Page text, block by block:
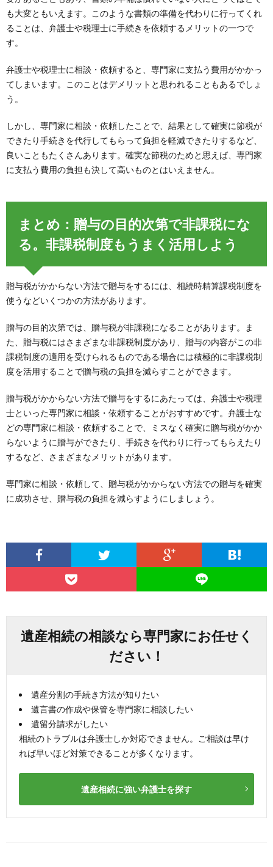
も大変ともいえます。このような書類の準備を代わりに行ってくれ
ることは、弁護士や税理士に手続きを依頼するメリットの一つで
す。
弁護士や税理士に相談・依頼すると、専門家に支払う費用がかかっ
てしまいます。このことはデメリットと思われることもあるでしょ
う。
しかし、専門家に相談・依頼したことで、結果として確実に節税が
できたり手続きを代行してもらって負担を軽減できたりするなど、
良いこともたくさんあります。確実な節税のためと思えば、専門家
に支払う費用の負担も決して高いものとはいえません。
まとめ：贈与の目的次第で非課税にな
る。非課税制度もうまく活用しよう
贈与税がかからない方法で贈与をするには、相続時精算課税制度を
使うなどいくつかの方法があります。
贈与の目的次第では、贈与税が非課税になることがあります。ま
た、贈与税にはさまざまな非課税制度があり、贈与の内容がこの非
課税制度の適用を受けられるものである場合には積極的に非課税制
度を活用することで贈与税の負担を減らすことができます。
贈与税がかからない方法で贈与をするにあたっては、弁護士や税理
士といった専門家に相談・依頼することがおすすめです。弁護士な
どの専門家に相談・依頼することで、ミスなく確実に贈与税がかか
らないように贈与ができたり、手続きを代わりに行ってもらえたり
するなど、さまざまなメリットがあります。
専門家に相談・依頼して、贈与税がかからない方法での贈与を確実
に成功させ、贈与税の負担を減らすようにしましょう。
遺産相続の相談なら専門家にお任せく
ださい！
遺産分割の手続き方法が知りたい
遺言書の作成や保管を専門家に相談したい
遺留分請求がしたい
相続のトラブルは弁護士しか対応できません。ご相談は早け
れば早いほど対策できることが多くなります。
遺産相続に強い弁護士を探す